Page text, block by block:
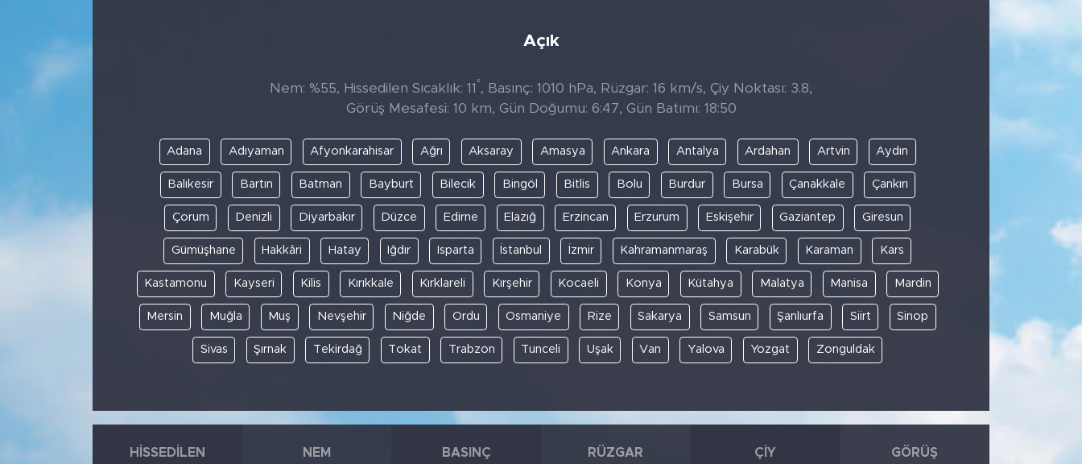
Açık
Nem: %55, Hissedilen Sıcaklık: 11 °, Basınç: 1010 hPa, Rüzgar: 16 km/s, Çiy Noktası: 3.8,
Görüş Mesafesi: 10 km, Gün Doğumu: 6:47, Gün Batımı: 18:50
Adana Adıyaman Afyonkarahisar Ağrı Aksaray Amasya Ankara Antalya Ardahan Artvin Aydın
Balıkesir Bartın Batman Bayburt Bilecik Bingöl Bitlis Bolu Burdur Bursa Çanakkale Çankırı
Çorum Denizli Diyarbakır Düzce Edirne Elazığ Erzincan Erzurum Eskişehir Gaziantep Giresun
Gümüşhane Hakkâri Hatay Iğdır Isparta İstanbul İzmir Kahramanmaraş Karabük Karaman Kars
Kastamonu Kayseri Kilis Kırıkkale Kırklareli Kırşehir Kocaeli Konya Kütahya Malatya Manisa Mardin
Mersin Muğla Muş Nevşehir Niğde Ordu Osmaniye Rize Sakarya Samsun Şanlıurfa Siirt Sinop
Sivas Şırnak Tekirdağ Tokat Trabzon Tunceli Uşak Van Yalova Yozgat Zonguldak
HISSEDILEN NEM BASINÇ RÜZGAR ÇIY GÖRÜŞ